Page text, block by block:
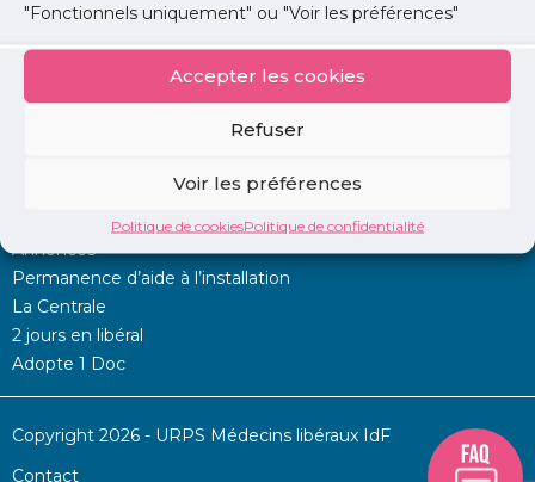
"Fonctionnels uniquement" ou "Voir les préférences"
Accepter les cookies
Refuser
Voir les préférences
Politique de cookiesPolitique de confidentialité
Annonces
Permanence d’aide à l’installation
La Centrale
2 jours en libéral
Adopte 1 Doc
Copyright 2026 - URPS Médecins libéraux IdF
Contact